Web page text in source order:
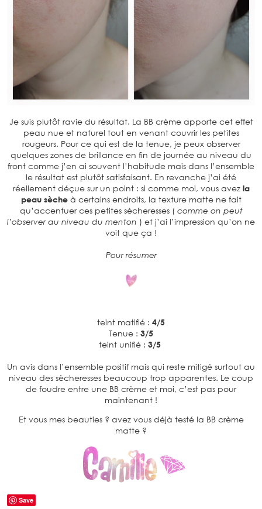
Je suis plutôt ravie du résultat. La BB crème apporte cet effet
peau nue et naturel tout en venant couvrir les petites
rougeurs. Pour ce qui est de la tenue, je peux observer
quelques zones de brillance en fin de journée au niveau du
front comme j’en ai souvent l’habitude mais dans l’ensemble
le résultat est plutôt satisfaisant. En revanche j’ai été
réellement déçue sur un point : si comme moi, vous avez la
peau sècheà certains endroits, la texture matte ne fait
qu’accentuer ces petites sècheresses ( comme on peut
l’observer au niveau du menton ) et j’ai l’impression qu’on ne
voit que ça !
Pour résumer
teint matifié : 4/5
Tenue : 3/5
teint unifié : 3/5
Un avis dans l’ensemble positif mais qui reste mitigé surtout au
niveau des sècheresses beaucoup trop apparentes. Le coup
de foudre entre une BB crème et moi, c’est pas pour
maintenant !
Et vous mes beauties ? avez vous déjà testé la BB crème
matte ?
Save